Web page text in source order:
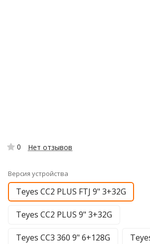
0 Нет отзывов
Версия устройства
Teyes CC2 PLUS FTJ 9" 3+32G
Teyes CC2 PLUS 9" 3+32G
Teyes CC3 360 9" 6+128G